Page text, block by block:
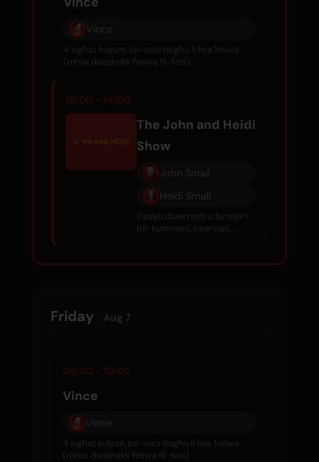
Vince
4 sigħat kuljum, bil-vuċi tiegħu li hija ħelwa...
(mhux daqshekk ħelwa fil-fatt)
10:00 - 14:00
The John and Heidi
Show
John Small
Heidi Small
Radyu divertenti u familjari
bil-kummerċ, intervisti,
Friday Aug 7
06:00 - 10:00
Vince
Vince
4 sigħat kuljum, bil-vuċi tiegħu li hija ħelwa...
(mhux daqshekk ħelwa fil-fatt)